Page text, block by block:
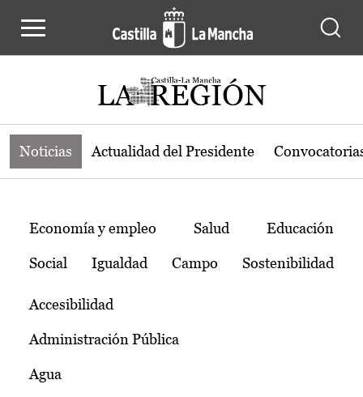
Noticias de la región de Castilla-La
Noticias Actualidad del Presidente
Temas
Economía y empleo Salud Educación
Social Igualdad Campo Sostenibilidad
Accesibilidad
Administración Pública
Agua